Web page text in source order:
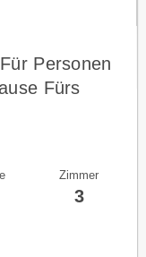
Personen
Fürs
Zimmer
3